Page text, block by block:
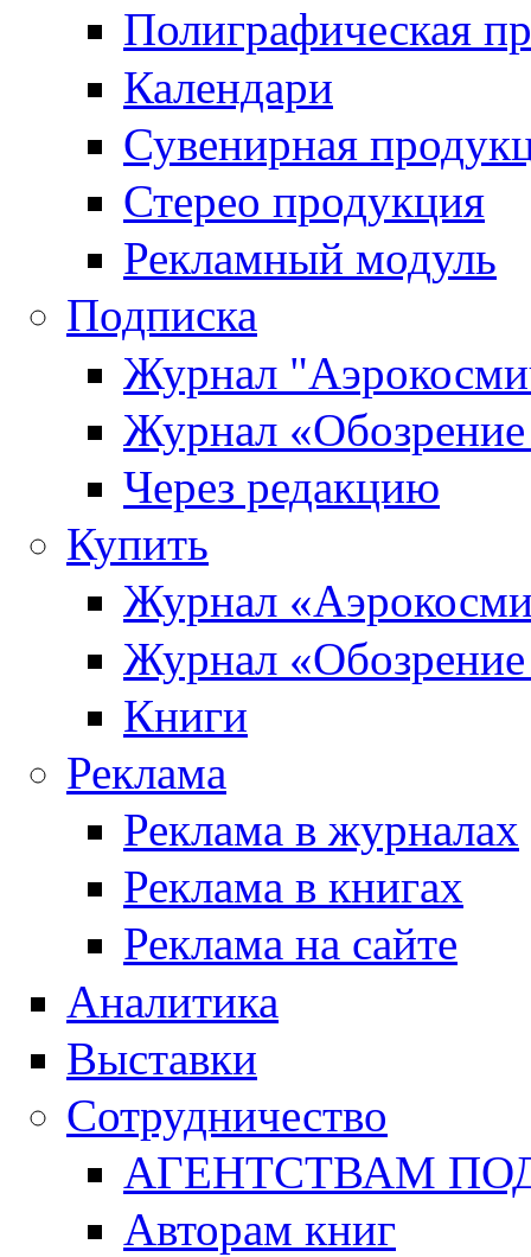
Полиграфическая
Календари
Сувенирная
Стерео продукция
Рекламный модуль
Подписка
Журнал
Журнал
Через редакцию
Купить
Журнал
Журнал
Книги
Реклама
Реклама в журналах
Реклама в книгах
Реклама на сайте
Аналитика
Выставки
Сотрудничество
АГЕНТСТВАМ
Авторам книг